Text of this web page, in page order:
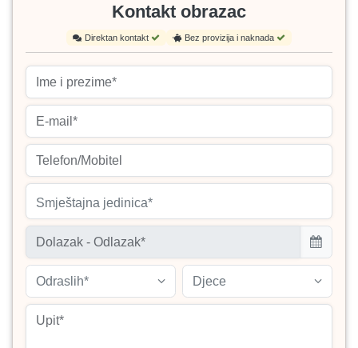
Kontakt obrazac
Direktan kontakt Bez provizija i naknada
Smještajna jedinica*
Odraslih* Djece